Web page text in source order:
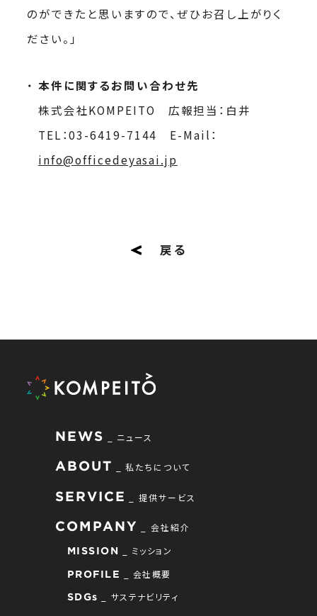
のができたと思いますので、ぜひお召し上がりく
ださい。」
本件に関するお問い合わせ先
株式会社KOMPEITO 広報担当：白井
TEL：03-6419-7144 E-Mail：
info@officedeyasai.jp
戻る
NEWS ニュース
ABOUT 私たちについて
SERVICE 提供サービス
COMPANY 会社紹介
MISSION ミッション
PROFILE 会社概要
SDGs サステナビリティ